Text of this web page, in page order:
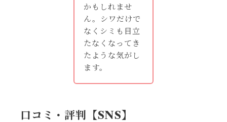
かもしれませ
ん。シワだけで
なくシミも目立
たなくなってき
たような気がし
ます。
口コミ・評判【SNS】